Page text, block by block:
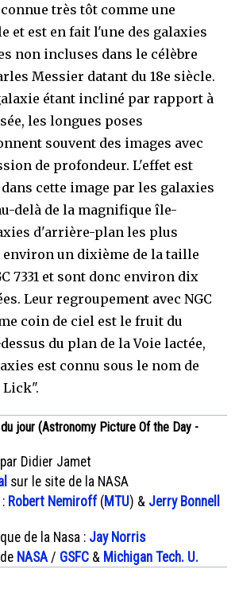
très tôt comme une
et est en fait l'une des galaxies
non incluses dans le célèbre
Messier datant du 18e siècle.
étant incliné par rapport à
les longues poses
souvent des images avec
de profondeur. L'effet est
cette image par les galaxies
delà de la magnifique île-
d'arrière-plan les plus
un dixième de la taille
7331 et sont donc environ dix
Leur regroupement avec NGC
coin de ciel est le fruit du
du plan de la Voie lactée,
est connu sous le nom de
Lick".
jour (Astronomy Picture Of the Day -
Didier Jamet
sur le site de la NASA
Robert Nemiroff(MTU) & Jerry Bonnell
de la Nasa : Jay Norris
de NASA / GSFC & Michigan Tech. U.